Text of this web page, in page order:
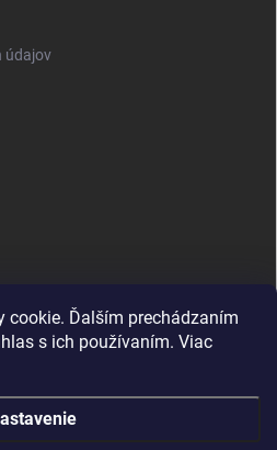
cookie. Ďalším prechádzaním
s ich používaním. Viac
údajov